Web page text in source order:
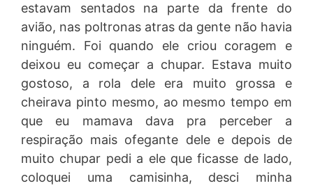
estavam sentados na parte da frente do
avião, nas poltronas atras da gente não havia
ninguém. Foi quando ele criou coragem e
deixou eu começar a chupar. Estava muito
gostoso, a rola dele era muito grossa e
cheirava pinto mesmo, ao mesmo tempo em
que eu mamava dava pra perceber a
respiração mais ofegante dele e depois de
muito chupar pedi a ele que ficasse de lado,
coloquei uma camisinha, desci minha